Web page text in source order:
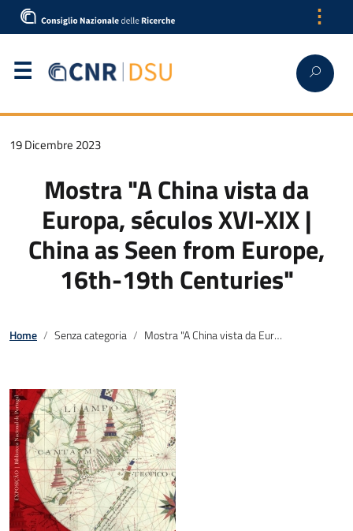
⋮
19 Dicembre 2023
Mostra "A China vista da
Europa, séculos XVI-XIX |
China as Seen from Europe,
16th-19th Centuries"
Home Senza categoria Mostra "A China vista da Europa, séculos XVI-XIX | China as Seen from Europe, 16th-19th Centuries"